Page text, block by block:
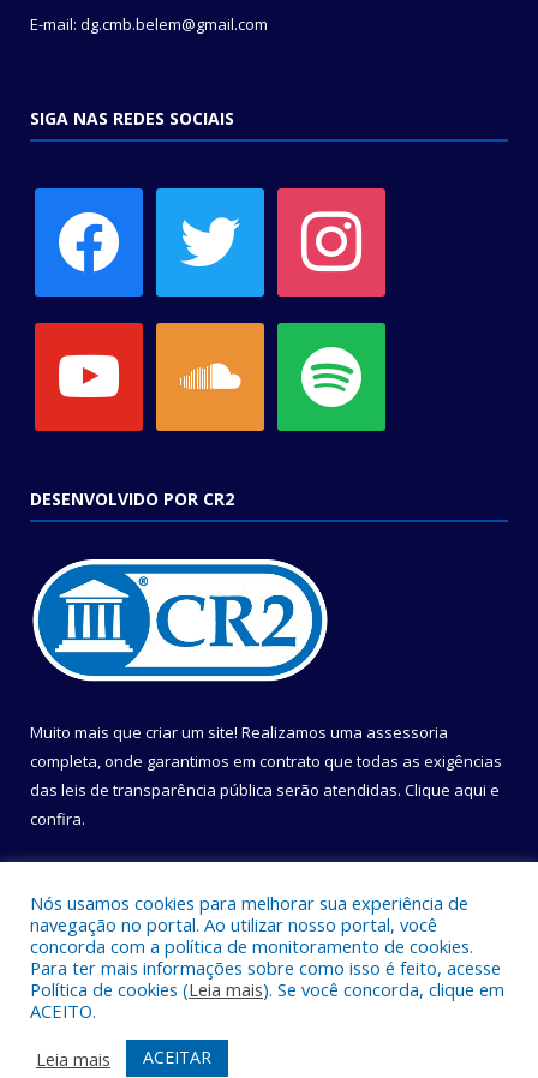
E-mail: dg.cmb.belem@gmail.com
SIGA NAS REDES SOCIAIS
DESENVOLVIDO POR CR2
Muito mais que criar um site! Realizamos uma assessoria
completa, onde garantimos em contrato que todas as exigências
das leis de transparência pública serão atendidas. Clique aqui e
confira.
Todos os direitos reservados a Câmara Municipal de Belém.
Mapa do Site
Acessar Área Administrativa
Nós usamos cookies para melhorar sua experiência de
navegação no portal. Ao utilizar nosso portal, você
concorda com a política de monitoramento de cookies.
Para ter mais informações sobre como isso é feito, acesse
Política de cookies (Leia mais). Se você concorda, clique em
ACEITO.
Leia mais
ACEITAR